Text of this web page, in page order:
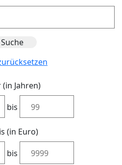
(in Jahren)
bis
(in Euro)
bis